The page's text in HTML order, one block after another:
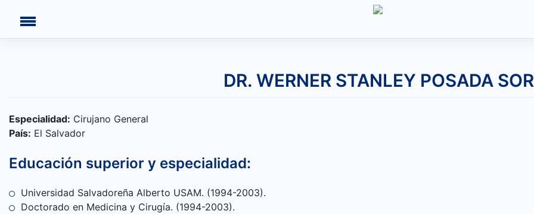
CONGRESOS PASADOS
¿QUIÉNES SOMOS?
DR. WERNER STANLEY POSADA
Especialidad: Cirujano General
País: El Salvador
Educación superior y especialidad:
Universidad Salvadoreña Alberto USAM. (1994-2003).
Doctorado en Medicina y Cirugía. (1994-2003).